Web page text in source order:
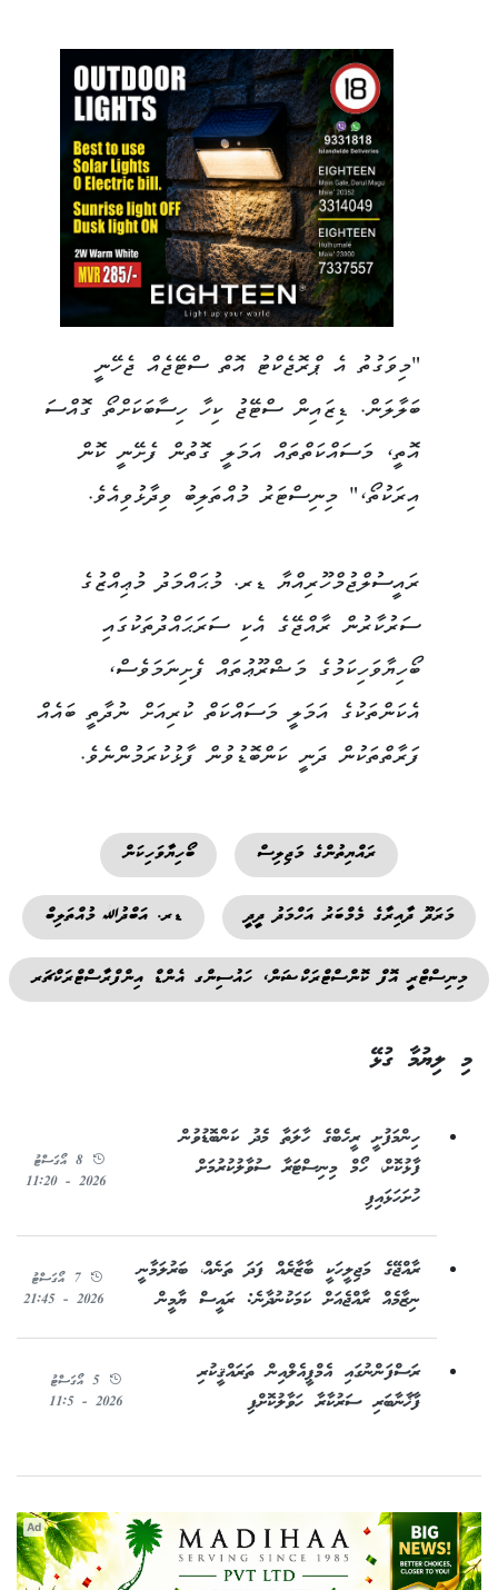
"މިވަގުތު އެ ޕްރޮޖެކްޓު އޮތް ސްޓޭޖެއް ޖެހޭނީ
ބަލާލަން. ޑިޒައިން ސްޓޭޖު ކިހާ ހިސާބަކަށްތޯ ގޮއްސަ
އޮތީ، މަސައްކަތްތައް އަމަލީ ގޮތުން ފެށޭނީ ކޮން
އިރަކުތޯ،" މިނިސްޓަރު މުއްތަލިބު ވިދާޅުވިއެވެ.
ރައީސުލްޖުމްހޫރިއްޔާ ޑރ. މުޙައްމަދު މުޢިއްޒުގެ
ސަރުކާރުން ރާއްޖޭގެ އެކި ސަރަޙައްދުތަކުގައި
ބޯހިޔާވަހިކަމުގެ މަޝްރޫޢުތައް ފެށިނަމަވެސް،
އެކަންތަކުގެ އަމަލީ މަސައްކަތް ކުރިއަށް ނުދާތީ ބައެއް
ފަރާތްތަކުން ދަނީ ކަންބޮޑުވުން ފާޅުކުރަމުންނެވެ.
ރައްޔިތުންގެ މަޖިލިސް ބޯހިޔާވަހިކަން
މަރަދޫ ދާއިރާގެ މެމްބަރު އަހްމަދު ދީދީ ޑރ. އަބްދުﷲ މުއްތަލިބް
މިނިސްޓްރީ އޮފް ކޮންސްޓްރަކްޝަން، ހައުސިންގ އެންޑް އިންފްރާސްޓްރަކްޗަރ
މި ލިޔުމާ ގުޅޭ
ހިންމަފުށީ ރީހެބްގެ ހާލަތާ މެދު ކަންބޮޑުވުން
ފާޅުކޮށް، ހޯމް މިނިސްޓަރާ ސުވާލުކުރުމަށް
ހުށަހަޅައިފި
8 އޯގަސްޓު
2026 - 11:20
ރާއްޖޭގެ މަޖިލީހަކީ ބާޒާރެއް ފަދަ ތަނެއް، ބަރުލަމާނީ
ނިޒާމެއް ރާއްޖެއަށް ކަމަކުނުދާނެ: ރައީސް ޔާމީން
7 އޯގަސްޓު
2026 - 21:45
ރަސްފަންނުގައި އެމްޕީއެލްއިން ތަރައްޤީކުރި
ފާޚާނާބަރި ސަރުކާރާ ހަވާލުކޮށްފި
5 އޯގަސްޓު
2026 - 11:5
Ad